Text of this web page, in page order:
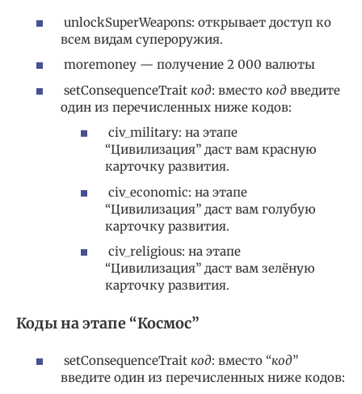
unlockSuperWeapons: открывает доступ ко
всем видам супероружия.
moremoney — получение 2 000 валюты
setConsequenceTrait код: вместо код введите
один из перечисленных ниже кодов:
civ_military: на этапе
“Цивилизация” даст вам красную
карточку развития.
civ_economic: на этапе
“Цивилизация” даст вам голубую
карточку развития.
civ_religious: на этапе
“Цивилизация” даст вам зелёную
карточку развития.
Коды на этапе “Космос”
setConsequenceTrait код: вместо “код”
введите один из перечисленных ниже кодов: